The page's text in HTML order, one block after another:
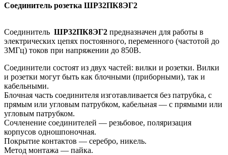
Соединитель розетка ШР32ПК8ЭГ2
Соединитель ШР32ПК8ЭГ2 предназначен для работы в
электрических цепях постоянного, переменного (частотой до
3МГц) токов при напряжении до 850В.
Соединители состоят из двух частей: вилки и розетки. Вилки
и розетки могут быть как блочными (приборными), так и
кабельными.
Блочная часть соединителя изготавливается без патрубка, с
прямым или угловым патрубком, кабельная — с прямыми или
угловым патрубком.
Сочленение соединителей — резьбовое, поляризация
корпусов одношпоночная.
Покрытие контактов — серебро, никель.
Метод монтажа — пайка.